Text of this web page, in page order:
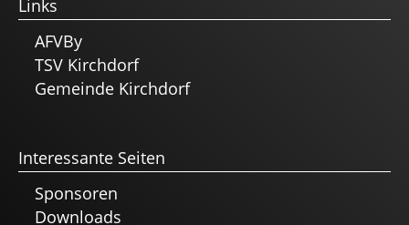
Links
AFVBy
TSV Kirchdorf
Gemeinde Kirchdorf
Interessante Seiten
Sponsoren
Downloads